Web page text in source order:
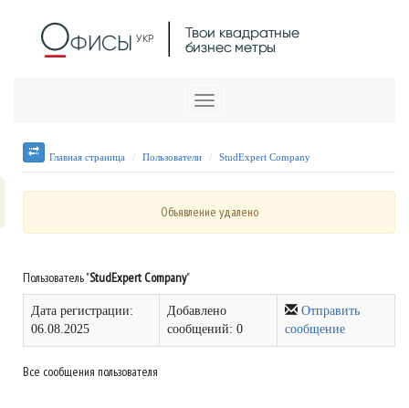
Меню
Главная страница Пользователи StudExpert Company
Объявление удалено
Пользователь "StudExpert Company"
Дата регистрации:
06.08.2025
Добавлено
сообщений: 0
Отправить
сообщение
Все сообщения пользователя